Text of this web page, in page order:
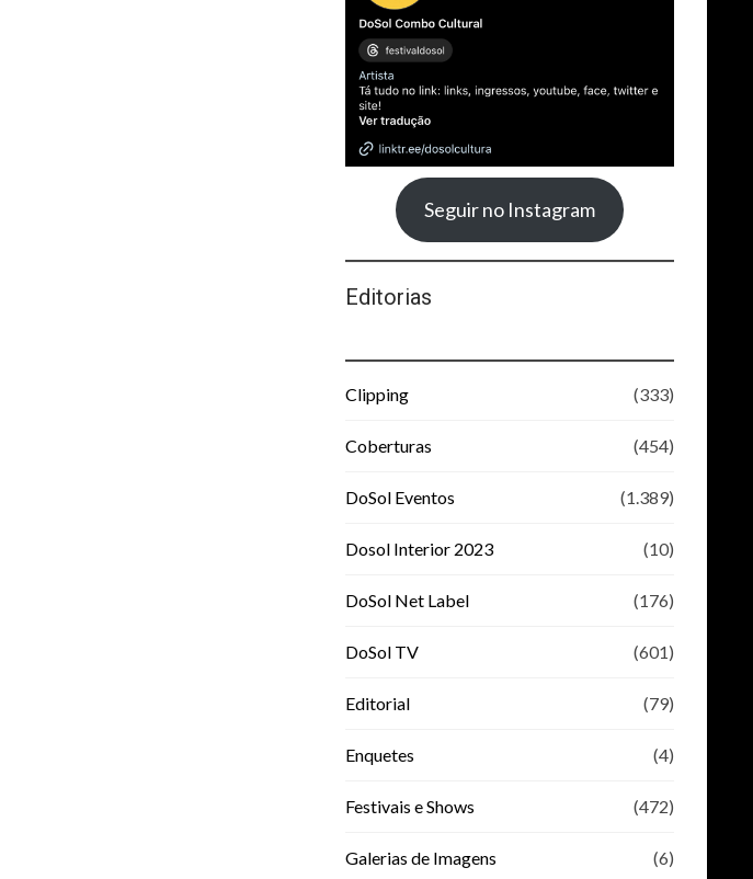
Seguir no Instagram
Editorias
Clipping (333)
Coberturas (454)
DoSol Eventos (1.389)
Dosol Interior 2023 (10)
DoSol Net Label (176)
DoSol TV (601)
Editorial (79)
Enquetes (4)
Festivais e Shows (472)
Galerias de Imagens (6)